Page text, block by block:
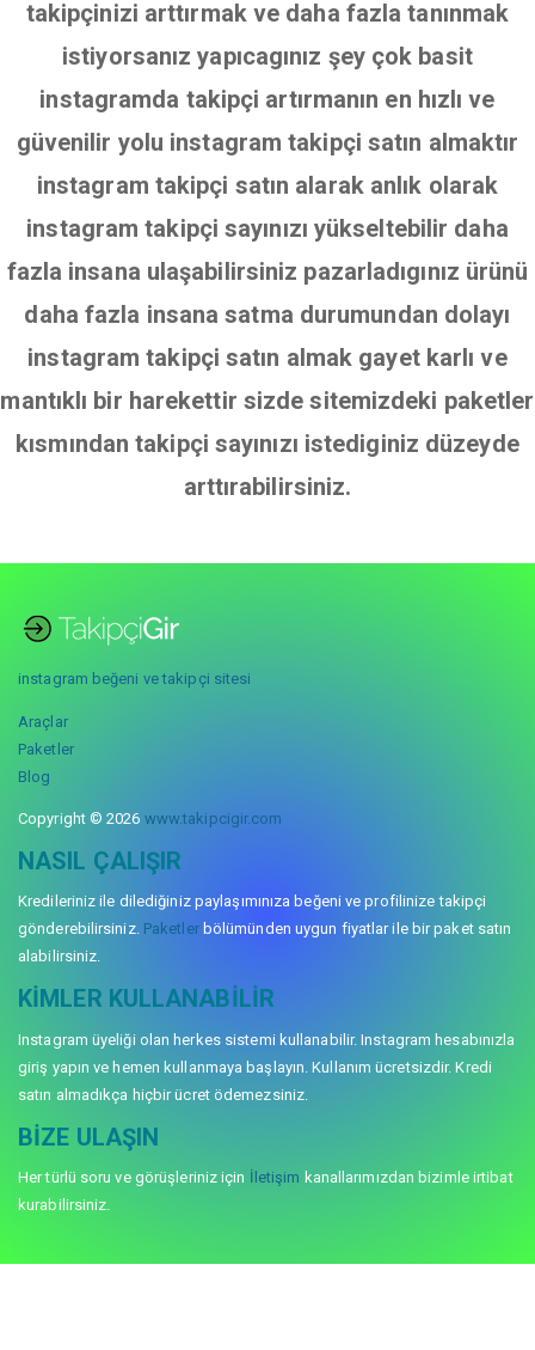
takipçinizi arttırmak ve daha fazla tanınmak
istiyorsanız yapıcagınız şey çok basit
instagramda takipçi artırmanın en hızlı ve
güvenilir yolu instagram takipçi satın almaktır
instagram takipçi satın alarak anlık olarak
instagram takipçi sayınızı yükseltebilir daha
fazla insana ulaşabilirsiniz pazarladıgınız ürünü
daha fazla insana satma durumundan dolayı
instagram takipçi satın almak gayet karlı ve
mantıklı bir harekettir sizde sitemizdeki paketler
kısmından takipçi sayınızı istediginiz düzeyde
arttırabilirsiniz.
instagram beğeni ve takipçi sitesi
Araçlar
Paketler
Blog
Copyright © 2026 www.takipcigir.com
NASIL ÇALIŞIR
Kredileriniz ile dilediğiniz paylaşımınıza beğeni ve profilinize takipçi
gönderebilirsiniz. Paketlerbölümünden uygun fiyatlar ile bir paket satın
alabilirsiniz.
KIMLER KULLANABILIR
Instagram üyeliği olan herkes sistemi kullanabilir. Instagram hesabınızla
giriş yapın ve hemen kullanmaya başlayın. Kullanım ücretsizdir. Kredi
satın almadıkça hiçbir ücret ödemezsiniz.
BIZE ULAŞIN
Her türlü soru ve görüşleriniz için İletişim kanallarımızdan bizimle irtibat
kurabilirsiniz.